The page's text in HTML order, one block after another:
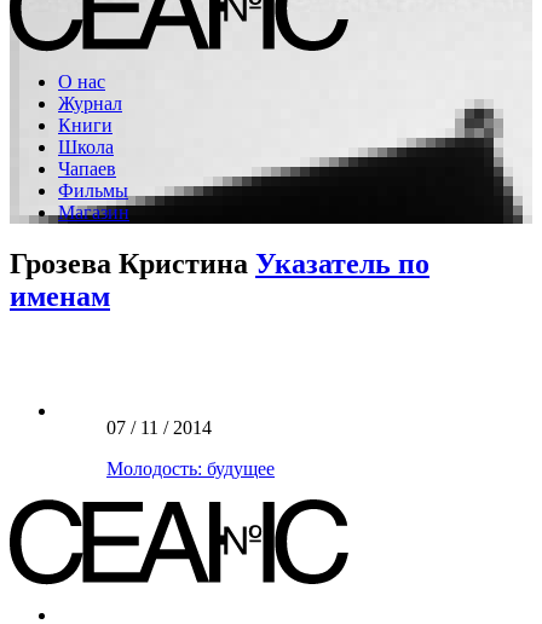
О нас
Журнал
Книги
Школа
Чапаев
Фильмы
Магазин
Грозева Кристина Указатель по
именам
07 / 11 / 2014
Молодость: будущее